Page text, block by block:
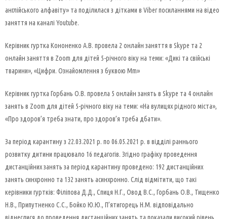
англійського алфавіту» та поділилася з дітками в Viber посиланнями на відео
заняття на каналі Youtube.
Керівник гуртка Кононенко А.В. провела 2 онлайн заняття в Skype та 2
онлайн заняття в Zoom для дітей 5-річного віку на теми: «Дикі та свійські
тварини», «Цифри. Ознайомлення з буквою Mm»
Керівник гуртка Горбань О.В. провела 5 онлайн занять в Skype та 4 онлайн
занять в Zoom для дітей 5-річного віку на теми: «На вулицях рідного міста»,
«Про здоров’я треба знати, про здоров’я треба дбати».
За період карантину з 22.03.2021 р. по 06.05.2021 р. в відділі раннього
розвитку дитини працювало 16 педагогів. Згідно графіку проведення
дистанційних занять за період карантину проведено: 192 дистанційних
занять синхронно та 132 занять асинхронно. Слід відмітити, що такі
керівники гуртків: Філіпова Д.Д., Спиця Н.Г., Овод В.С., Горбань О.В., Тищенко
Н.В., Припутненко С.С., Бойко Ю.Ю., П’ятигорець Н.М. відповідально